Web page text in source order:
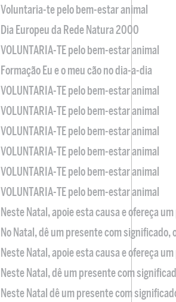
Voluntaria-te pelo bem-estar animal
Dia Europeu da Rede Natura 2000
VOLUNTARIA-TE pelo bem-estar animal
Formação Eu e o meu cão no dia-a-dia
VOLUNTARIA-TE pelo bem-estar animal
VOLUNTARIA-TE pelo bem-estar animal
VOLUNTARIA-TE pelo bem-estar animal
VOLUNTARIA-TE pelo bem-estar animal
VOLUNTARIA-TE pelo bem-estar animal
VOLUNTARIA-TE pelo bem-estar animal
Neste Natal, apoie esta causa e ofereça
No Natal, dê um presente com
Neste Natal, apoie esta causa e ofereça
Neste Natal, dê um presente com
Neste Natal dê um presente com